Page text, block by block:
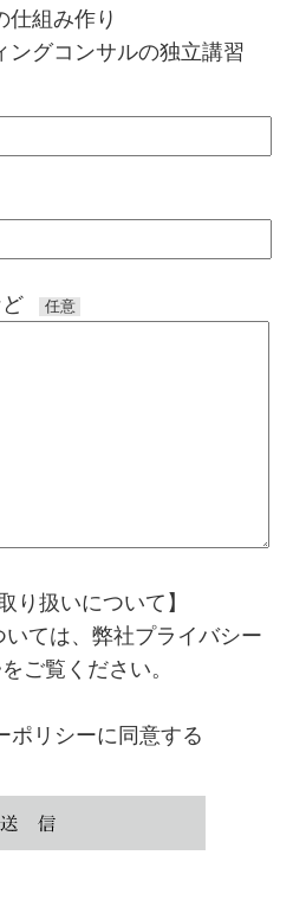
仕組み作り
ングコンサルの独立講習
任意
り扱いについて】
ては、 弊社プライバシー
をご覧ください。
ポリシーに同意する